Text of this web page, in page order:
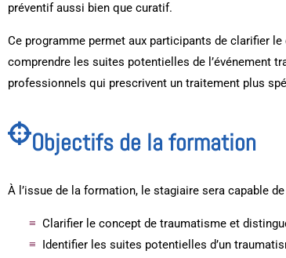
préventif aussi bien que curatif.
Ce programme permet aux participants de clarifier
comprendre les suites potentielles de l’événement
professionnels qui prescrivent un traitement plus
Objectifs de la formation
À l’issue de la formation, le stagiaire sera capable de
Clarifier le concept de traumatisme et
Identifier les suites potentielles d’un